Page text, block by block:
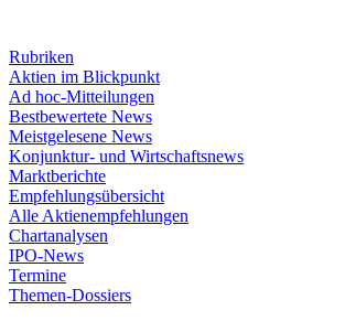
Rubriken
Aktien im Blickpunkt
Ad hoc-Mitteilungen
Bestbewertete News
Meistgelesene News
Konjunktur- und Wirtschaftsnews
Marktberichte
Empfehlungsübersicht
Alle Aktienempfehlungen
Chartanalysen
IPO-News
Termine
Themen-Dossiers